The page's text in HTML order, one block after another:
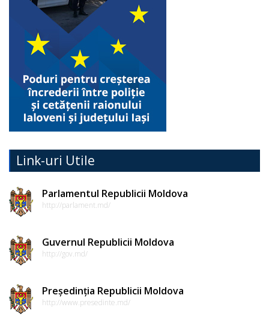
Link-uri Utile
Parlamentul Republicii Moldova
http://parlament.md/
Guvernul Republicii Moldova
http://gov.md/
Președinția Republicii Moldova
http://www.presedinte.md/